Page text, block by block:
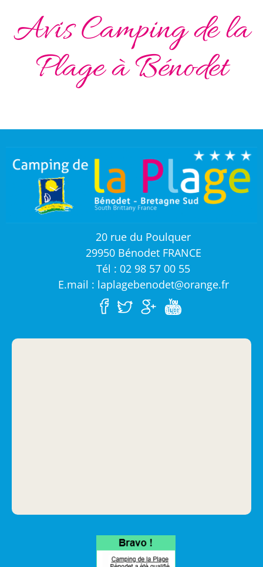
Avis Camping de la
Plage à Bénodet
20 rue du Poulquer
29950 Bénodet FRANCE
Tél : 02 98 57 00 55
E.mail : laplagebenodet@orange.fr